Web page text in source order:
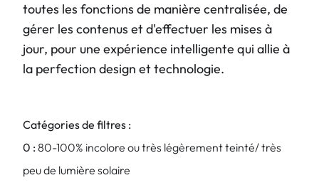
toutes les fonctions de manière centralisée, de
gérer les contenus et d'effectuer les mises à
jour, pour une expérience intelligente qui allie à
la perfection design et technologie.
Catégories de filtres :
0 : 80-100% incolore ou très légèrement teinté/ très
peu de lumière solaire